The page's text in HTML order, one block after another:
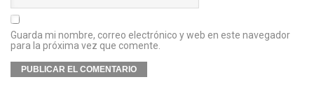
Guarda mi nombre, correo electrónico y web en este navegador
para la próxima vez que comente.